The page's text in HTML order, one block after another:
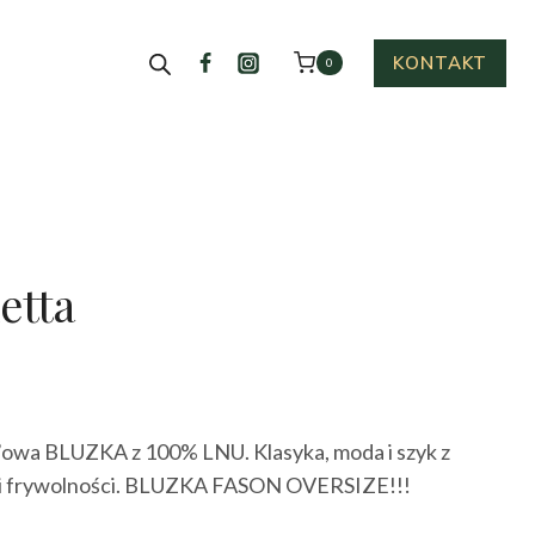
0 KONTAKT
BLUZKA z 100% LNU. Klasyka, moda i szyk z
BLUZKA FASON OVERSIZE!!!